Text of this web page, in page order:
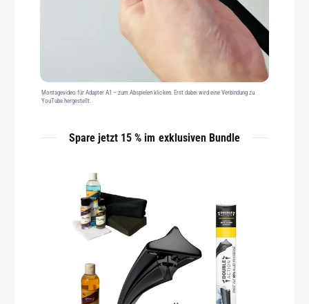
Montagevideo für Adapter A1 – zum Abspielen klicken. Erst dabei wird eine Verbindung zu
YouTube hergestellt.
Spare jetzt 15 % im exklusiven Bundle